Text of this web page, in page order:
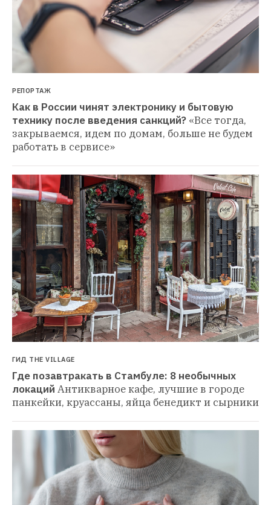
РЕПОРТАЖ
Как в России чинят электронику и бытовую
технику после введения санкций? «Все тогда,
закрываемся, идем по домам, больше не будем
работать в сервисе»
ГИД THE VILLAGE
Где позавтракать в Стамбуле: 8 необычных
локаций Антикварное кафе, лучшие в городе
панкейки, круассаны, яйца бенедикт и сырники